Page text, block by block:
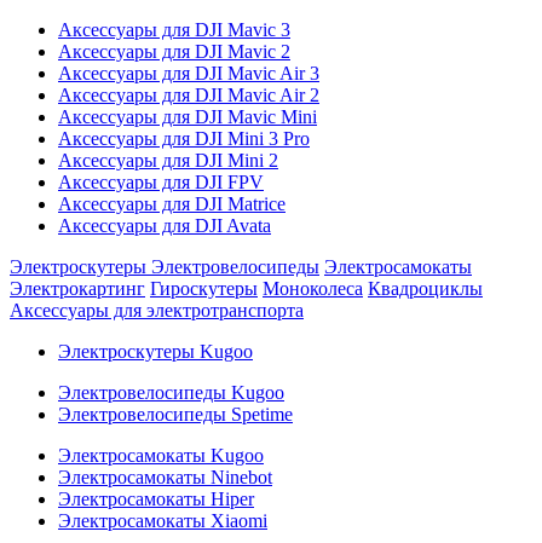
Аксессуары для DJI Mavic 3
Аксессуары для DJI Mavic 2
Аксессуары для DJI Mavic Air 3
Аксессуары для DJI Mavic Air 2
Аксессуары для DJI Mavic Mini
Аксессуары для DJI Mini 3 Pro
Аксессуары для DJI Mini 2
Аксессуары для DJI FPV
Аксессуары для DJI Matrice
Аксессуары для DJI Avata
Электроскутеры Электровелосипеды Электросамокаты
Электрокартинг Гироскутеры Моноколеса Квадроциклы
Аксессуары для электротранспорта
Электроскутеры Kugoo
Электровелосипеды Kugoo
Электровелосипеды Spetime
Электросамокаты Kugoo
Электросамокаты Ninebot
Электросамокаты Hiper
Электросамокаты Xiaomi